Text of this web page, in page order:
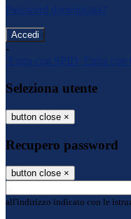
Password dimenticata?
-
Entra con SPID
Entra con
Seleziona utente
button close ×
Recupero password
button close ×
all'indirizzo indicato con le